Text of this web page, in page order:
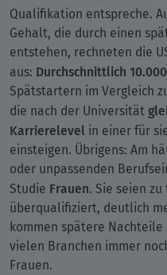
Qualifikation entspreche.
Gehalt, die durch einen
entstehen, rechneten die
aus: Durchschnittlich
Spätstartern im Vergleich
die nach der Universität
Karrierelevel in einer für
einsteigen. Übrigens: Am
oder unpassenden
Studie Frauen. Sie seien
überqualifiziert, deutlich
kommen spätere
vielen Branchen immer
Frauen.